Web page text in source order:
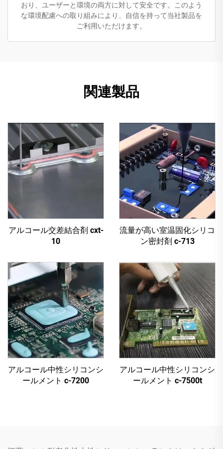
おり、ユーザーと環境の両方に対して安全です。このよう
な環境配慮への取り組みにより、自信を持って当社製品を
ご利用いただけます。
関連製品
アルコール交差結合剤 cxt-
10
流量が高い室温固化シリコ
ン密封剤 c-713
アルコール中性シリコンシ
ールメント c-7200
アルコール中性シリコンシ
ールメント c-7500t